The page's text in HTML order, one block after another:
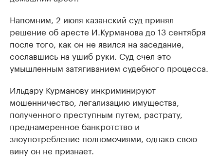
Напомним, 2 июля казанский суд принял
решение об аресте И.Курманова до 13 сентября
после того, как он не явился на заседание,
сославшись на ушиб руки. Суд счел это
умышленным затягиванием судебного процесса.
Ильдару Курманову инкриминируют
мошенничество, легализацию имущества,
полученного преступным путем, растрату,
преднамеренное банкротство и
злоупотребление полномочиями, однако свою
вину он не признает.